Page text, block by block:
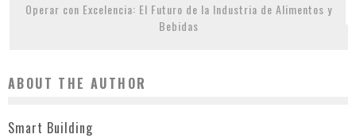
Operar con Excelencia: El Futuro de la Industria de Alimentos y
Bebidas
ABOUT THE AUTHOR
Smart Building